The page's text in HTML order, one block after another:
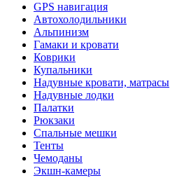
GPS навигация
Автохолодильники
Альпинизм
Гамаки и кровати
Коврики
Купальники
Надувные кровати, матрасы
Надувные лодки
Палатки
Рюкзаки
Спальные мешки
Тенты
Чемоданы
Экшн-камеры